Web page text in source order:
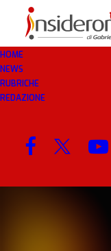
HOME
NEWS
RUBRICHE
REDAZIONE21 GEN 2020
I